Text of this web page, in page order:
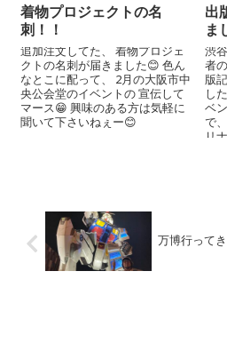
着物プロジェクトの名
刺！！
追加注文してた、 着物プロジェ
クトの名刺が届きました😊 色ん
なとこに配って、 2月の大阪市中
央公会堂のイベントの 宣伝して
マース😁 興味のある方は気軽に
聞いて下さいねぇー😊
出
ま
渋
者
版
し
ベ
で
リ
万博行って